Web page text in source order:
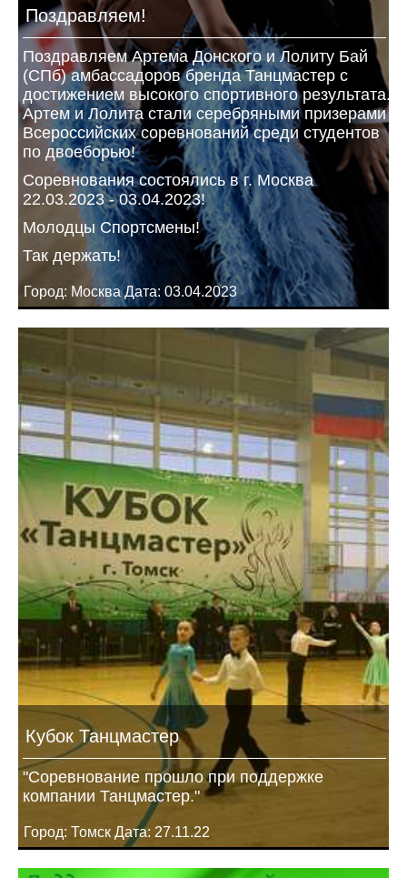
Поздравляем!
Поздравляем Артема Донского и Лолиту Бай
(СПб) амбассадоров бренда Танцмастер с
достижением высокого спортивного результата.
Артем и Лолита стали серебряными призерами
Всероссийских соревнований среди студентов
по двоеборью!
Соревнования состоялись в г. Москва
22.03.2023 - 03.04.2023!
Молодцы Спортсмены!
Так держать!
Город: Москва Дата: 03.04.2023
Кубок Танцмастер
"Соревнование прошло при поддержке
компании Танцмастер."
Город: Томск Дата: 27.11.22